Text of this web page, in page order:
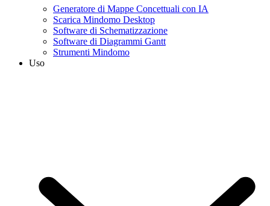
Generatore di Mappe Concettuali con IA
Scarica Mindomo Desktop
Software di Schematizzazione
Software di Diagrammi Gantt
Strumenti Mindomo
Uso